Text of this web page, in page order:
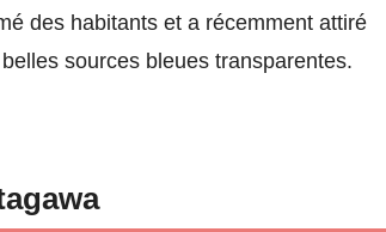
des habitants et a récemment attiré
sources bleues transparentes.